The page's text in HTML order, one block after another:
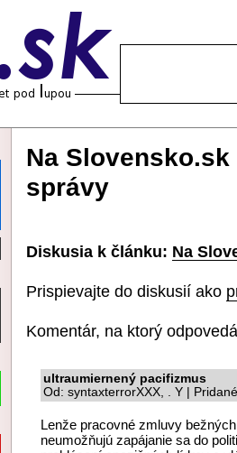
Na
správy
Diskusia k článku: Na
Prispievajte do diskusií ako
Komentár, na ktorý
ultraumiernený pacifizmus
Od: syntaxterrorXXX, . Y |
Lenže pracovné zmluvy
neumožňujú zapájanie sa do